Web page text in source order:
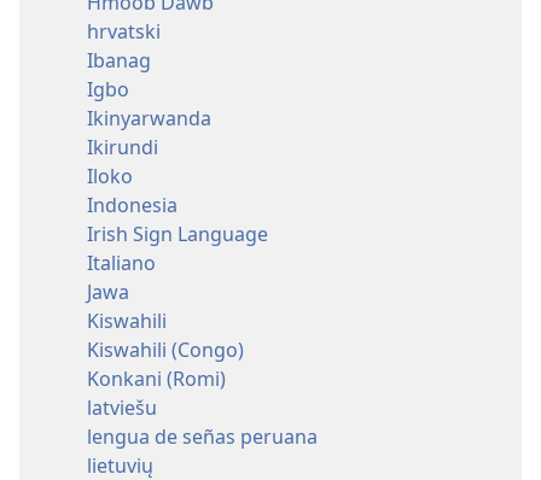
hrvatski
Ibanag
Igbo
Ikinyarwanda
Ikirundi
Iloko
Indonesia
Irish Sign Language
Italiano
Jawa
Kiswahili
Kiswahili (Congo)
Konkani (Romi)
latviešu
lengua de señas peruana
lietuvių